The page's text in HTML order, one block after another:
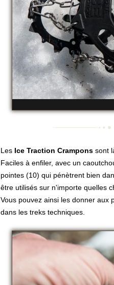
Les Ice Traction Crampons sont
Faciles à enfiler, avec un
pointes (10) qui pénètrent bien
être utilisés sur n'importe quelles
Vous pouvez ainsi les donner aux
dans les treks techniques.